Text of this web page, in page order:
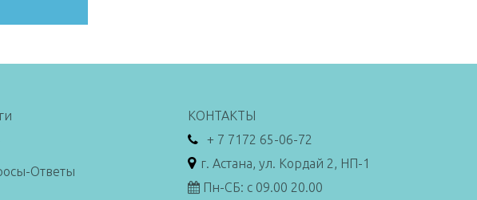
Ответы
КОНТАКТЫ
+ 7 7172 65-06-72
г. Астана, ул. Кордай 2, НП-1
Пн-СБ: с 09.00 20.00